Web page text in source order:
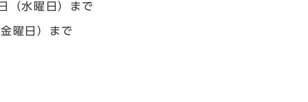
（水曜日）まで
曜日）まで